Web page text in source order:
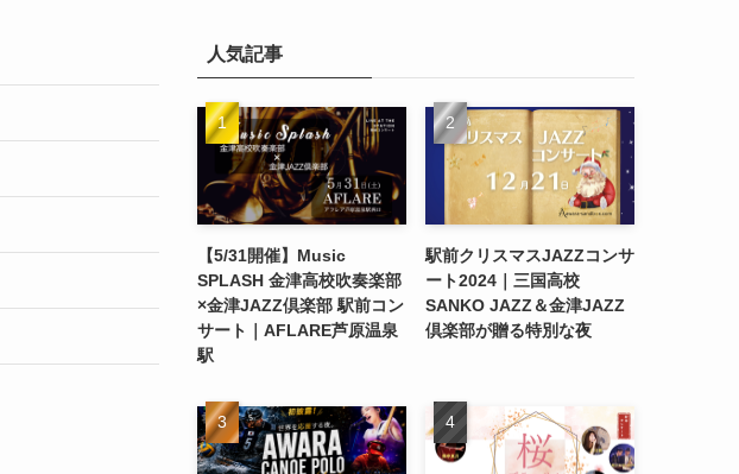
人気記事
【5/31開催】Music
SPLASH 金津高校吹奏楽部
×金津JAZZ倶楽部 駅前コン
サート｜AFLARE芦原温泉
駅
駅前クリスマスJAZZコンサ
ート2024｜三国高校
SANKO JAZZ＆金津JAZZ
倶楽部が贈る特別な夜